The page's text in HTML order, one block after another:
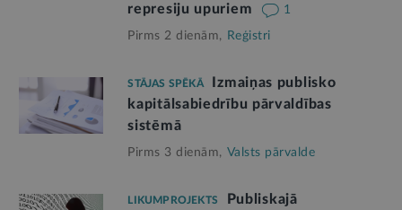
represiju upuriem
1
Pirms 2 dienām, Reģistri
STĀJAS SPĒKĀ
Izmaiņas publisko
kapitālsabiedrību pārvaldības
sistēmā
Pirms 3 dienām, Valsts pārvalde
LIKUMPROJEKTS
Publiskajā